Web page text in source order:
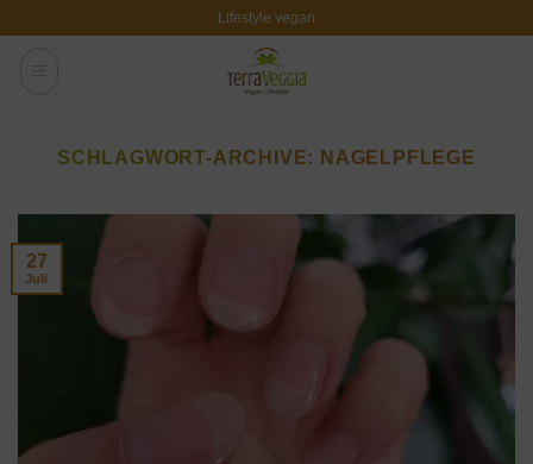
Lifestyle vegan
SCHLAGWORT-ARCHIVE: NAGELPFLEGE
27
Juli